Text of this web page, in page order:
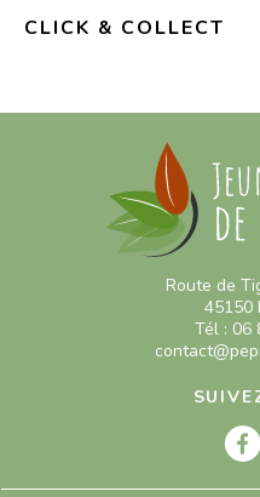
CLICK & COLLECT
Route de
45150
Tél : 06